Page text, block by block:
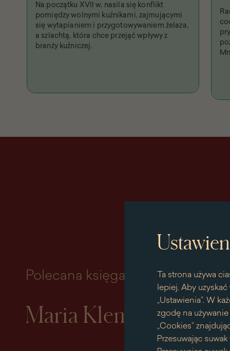
Ta strona używa
lepiej. Aby
„Ustawienia”. W
zgodę na
„Cookies”
Przesuwając
Na początku XVII w. nasila się konflikt
pomiędzy wolnymi kuźnikami, zajmującymi
się wytapianiem i przygotowywaniem żelaza,
a szlachtą, która chce przejąć wpływy z
branży kuźniczej.
Polecana księga miesiąca
Maria Klementyna